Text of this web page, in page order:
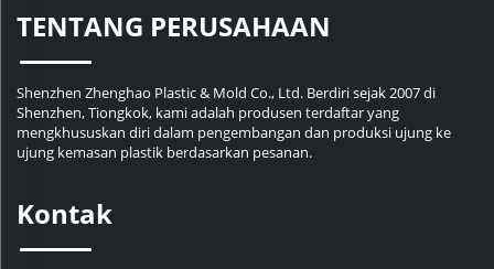
TENTANG PERUSAHAAN
Shenzhen Zhenghao Plastic & Mold Co., Ltd. Berdiri sejak 2007 di
Shenzhen, Tiongkok, kami adalah produsen terdaftar yang
mengkhususkan diri dalam pengembangan dan produksi ujung ke
ujung kemasan plastik berdasarkan pesanan.
Kontak